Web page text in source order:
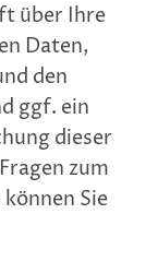
über Ihre
Daten,
den
ggf. ein
dieser
zum
Sie